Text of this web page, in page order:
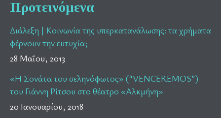
Προτεινόμενα
Διάλεξη | Κοινωνία της υπερκατανάλωσης: τα χρήματα
φέρνουν την ευτυχία;
28 Μαΐου, 2013
«Η Σονάτα του σεληνόφωτος» (“VENCEREMOS”)
του Γιάννη Ρίτσου στο θέατρο «Αλκμήνη»
20 Ιανουαρίου, 2018